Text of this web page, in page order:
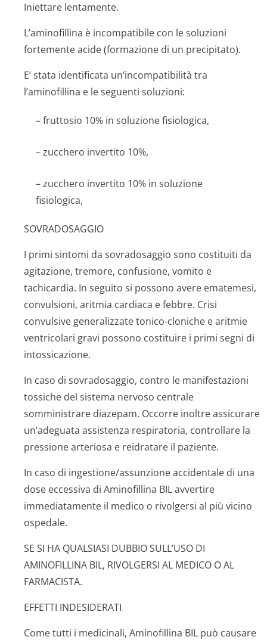
Iniettare lentamente.
L’aminofillina è incompatibile con le soluzioni
fortemente acide (formazione di un precipitato).
E’ stata identificata un’incompatibilità tra
l’aminofillina e le seguenti soluzioni:
– fruttosio 10% in soluzione fisiologica,
– zucchero invertito 10%,
– zucchero invertito 10% in soluzione
fisiologica,
SOVRADOSAGGIO
I primi sintomi da sovradosaggio sono costituiti da
agitazione, tremore, confusione, vomito e
tachicardia. In seguito si possono avere ematemesi,
convulsioni, aritmia cardiaca e febbre. Crisi
convulsive generalizzate tonico-cloniche e aritmie
ventricolari gravi possono costituire i primi segni di
intossicazione.
In caso di sovradosaggio, contro le manifestazioni
tossiche del sistema nervoso centrale
somministrare diazepam. Occorre inoltre assicurare
un’adeguata assistenza respiratoria, controllare la
pressione arteriosa e reidratare il paziente.
In caso di ingestione/as­sunzione accidentale di una
dose eccessiva di Aminofillina BIL avvertire
immediatamente il medico o rivolgersi al più vicino
ospedale.
SE SI HA QUALSIASI DUBBIO SULL’USO DI
AMINOFILLINA BIL, RIVOLGERSI AL MEDICO O AL
FARMACISTA.
EFFETTI INDESIDERATI
Come tutti i medicinali, Aminofillina BIL può causare